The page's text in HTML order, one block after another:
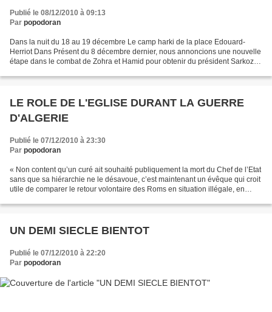
Publié le 08/12/2010 à 09:13
Par popodoran
Dans la nuit du 18 au 19 décembre Le camp harki de la place Edouard-
Herriot Dans Présent du 8 décembre dernier, nous annoncions une nouvelle
étape dans le combat de Zohra et Hamid pour obtenir du président Sarkozy
LE ROLE DE L'EGLISE DURANT LA GUERRE
D'ALGERIE
Publié le 07/12/2010 à 23:30
Par popodoran
« Non content qu’un curé ait souhaité publiquement la mort du Chef de l’Etat
sans que sa hiérarchie ne le désavoue, c’est maintenant un évêque qui croit
utile de comparer le retour volontaire des Roms en situation illégale, en
UN DEMI SIECLE BIENTOT
Publié le 07/12/2010 à 22:20
Par popodoran